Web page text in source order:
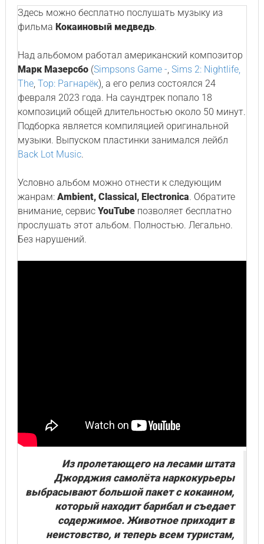
Здесь можно бесплатно послушать музыку из
фильма Кокаиновый медведь.
Над альбомом работал американский композитор
Марк Мазерсбо(Simpsons Game -, Sims 2: Nightlife,
The, Тор: Рагнарёк), а его релиз состоялся 24
февраля 2023 года. На саундтрек попало 18
композиций общей длительностью около 50 минут.
Подборка является компиляцией оригинальной
музыки. Выпуском пластинки занимался лейбл
Back Lot Music.
Условно альбом можно отнести к следующим
жанрам: Ambient, Classical, Electronica. Обратите
внимание, сервис YouTubeпозволяет бесплатно
прослушать этот альбом. Полностью. Легально.
Без нарушений.
Из пролетающего на лесами штата
Джорджия самолёта наркокурьеры
выбрасывают большой пакет с кокаином,
который находит барибал и съедает
содержимое. Животное приходит в
неистовство, и теперь всем туристам,